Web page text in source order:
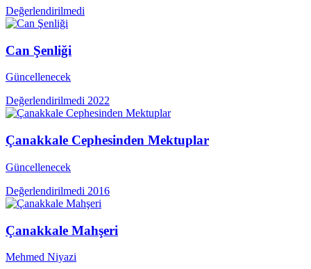
Değerlendirilmedi
Can Şenliği
Güncellenecek
Değerlendirilmedi 2022
Çanakkale Cephesinden Mektuplar
Güncellenecek
Değerlendirilmedi 2016
Çanakkale Mahşeri
Mehmed Niyazi